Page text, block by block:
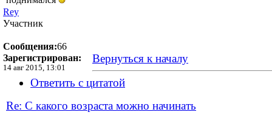
Rey
Участник
Сообщения:66
Зарегистрирован:
14 авг 2015, 13:01
Вернуться к началу
Ответить с цитатой
Re: С какого возраста можно начинать